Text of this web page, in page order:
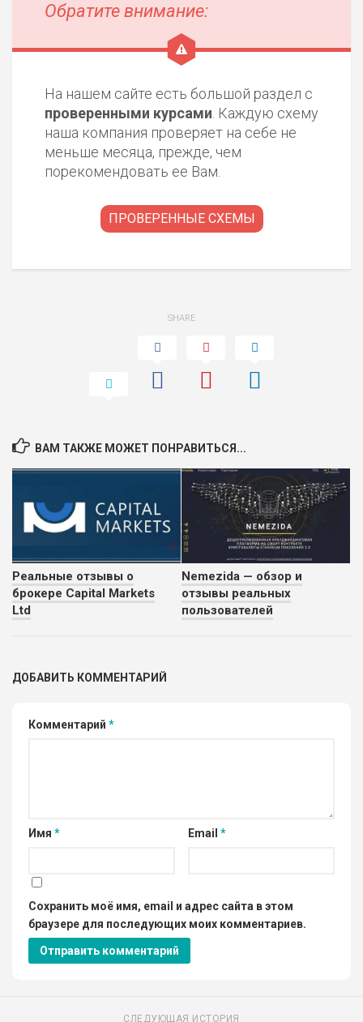
Обратите внимание:
На нашем сайте есть большой раздел с
проверенными курсами . Каждую схему
наша компания проверяет на себе не
меньше месяца, прежде, чем
порекомендовать ее Вам.
ПРОВЕРЕННЫЕ СХЕМЫ
SHARE
ВАМ ТАКЖЕ МОЖЕТ ПОНРАВИТЬСЯ...
Реальные отзывы о
брокере Capital Markets
Ltd
Nemezida — обзор и
отзывы реальных
пользователей
ДОБАВИТЬ КОММЕНТАРИЙ
Комментарий *
Имя * Email *
Сохранить моё имя, email и адрес сайта в этом
браузере для последующих моих комментариев.
СЛЕДУЮЩАЯ ИСТОРИЯ